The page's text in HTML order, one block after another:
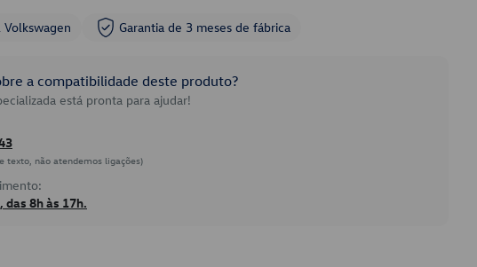
Volkswagen Garantia de 3 meses de fábrica
a compatibilidade deste produto?
está pronta para ajudar!
texto, não atendemos ligações)
das 8h às 17h.